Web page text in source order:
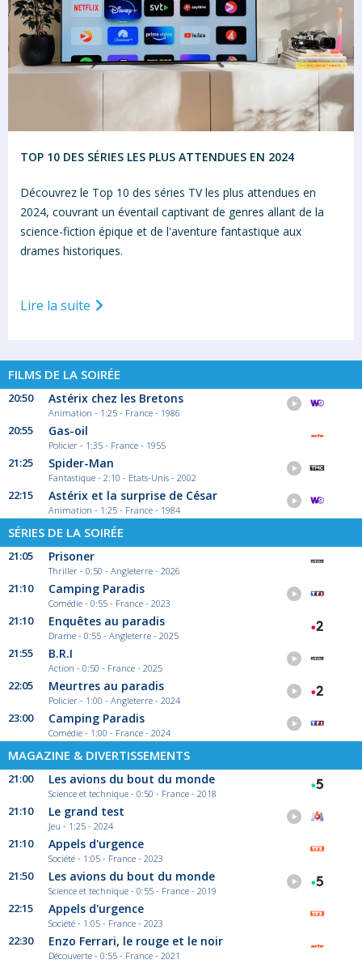
TOP 10 DES SÉRIES LES PLUS ATTENDUES EN 2024
Découvrez le Top 10 des séries TV les plus attendues en
2024, couvrant un éventail captivant de genres allant de la
science-fiction épique et de l'aventure fantastique aux
drames historiques.
Lire la suite
FILMS DE LA SOIRÉE
20:50 Astérix chez les Bretons
Animation - 1:25 - France - 1986
20:55 Gas-oil
Policier - 1:35 - France - 1955
21:25 Spider-Man
Fantastique - 2:10 - Etats-Unis - 2002
22:15 Astérix et la surprise de César
Animation - 1:25 - France - 1984
SÉRIES DE LA SOIRÉE
21:05 Prisoner
Thriller - 0:50 - Angleterre - 2026
21:10 Camping Paradis
Comédie - 0:55 - France - 2023
21:10 Enquêtes au paradis
Drame - 0:55 - Angleterre - 2025
21:55 B.R.I
Action - 0:50 - France - 2025
22:05 Meurtres au paradis
Policier - 1:00 - Angleterre - 2024
23:00 Camping Paradis
Comédie - 1:00 - France - 2024
MAGAZINE & DIVERTISSEMENTS
21:00 Les avions du bout du monde
Science et technique - 0:50 - France - 2018
21:10 Le grand test
Jeu - 1:25 - 2024
21:10 Appels d'urgence
Société - 1:05 - France - 2023
21:50 Les avions du bout du monde
Science et technique - 0:55 - France - 2019
22:15 Appels d'urgence
Société - 1:05 - France - 2023
22:30 Enzo Ferrari, le rouge et le noir
Découverte - 0:55 - France - 2021